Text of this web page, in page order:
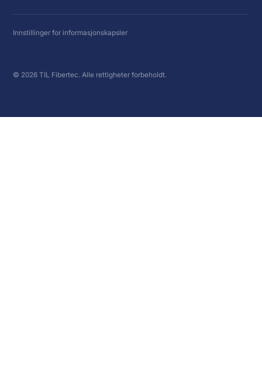
© 2026 TIL Fibertec. Alle rettigheter forbeholdt.
Innstillinger for informasjonskapsler